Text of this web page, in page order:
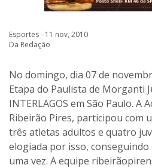
Esportes - 11 nov, 2010
Da Redação
No domingo, dia 07 de
Etapa do Paulista de Morganti
INTERLAGOS em São Paulo. A
Ribeirão Pires, participou com
três atletas adultos e quatro
elogiada por isso,
uma vez. A equipe